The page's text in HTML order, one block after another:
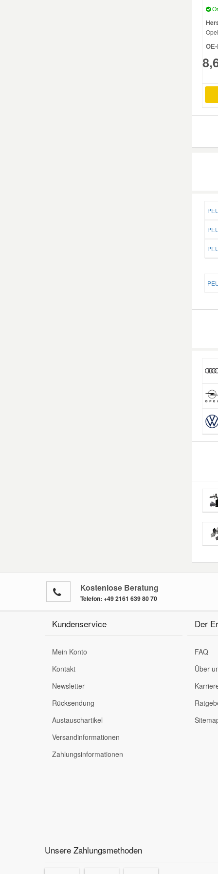
Opel
Kostenlose Beratung
Telefon: +49 2161 639 80 70
Kundenservice
Mein Konto
Kontakt
Newsletter
Rücksendung
Austauschartikel
Versandinformationen
Zahlungsinformationen
Der
FAQ
Über
Unsere Zahlungsmethoden